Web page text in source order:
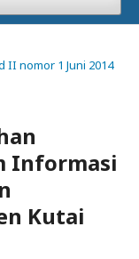
II nomor 1 Juni 2014
Informasi
Kutai